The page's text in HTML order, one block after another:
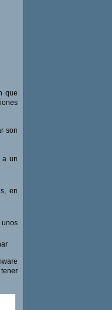
que
son
a un
en